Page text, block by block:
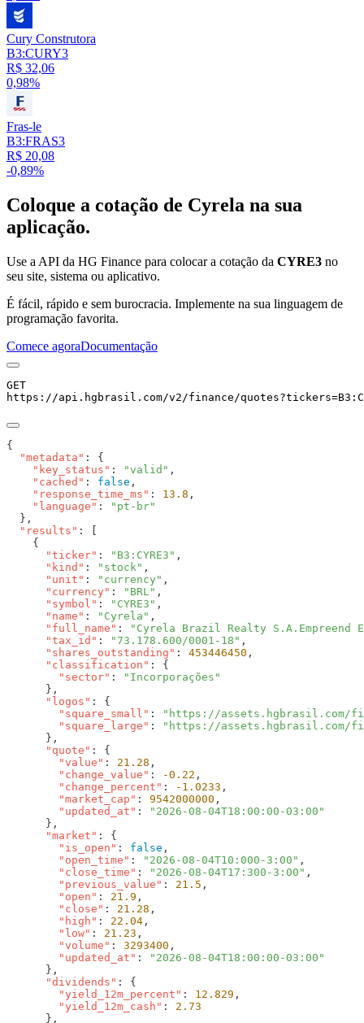
Cury Construtora
B3:CURY3
R$ 32,06
0,98%
Fras-le
B3:FRAS3
R$ 20,08
-0,89%
Coloque a cotação de Cyrela na sua
aplicação.
Use a API da HG Finance para colocar a cotação da CYRE3 no
seu site, sistema ou aplicativo.
É fácil, rápido e sem burocracia. Implemente na sua linguagem de
programação favorita.
Comece agoraDocumentação
GET
https://api.hgbrasil.com/v2/finance/quotes?tickers=
  "metadata"
    "key_status"
: "valid"
    "cached"
: false
    "response_time_ms"
: 13.8
    "language"
:
  "results"
      "ticker"
: "B3:CYRE3"
      "kind"
: "stock"
      "unit"
: "currency"
      "currency"
: "BRL"
      "symbol"
: "CYRE3"
      "name"
: "Cyrela"
      "full_name"
:
"Cyrela Brazil Realty S.A.Empreend
      "tax_id"
: "73.178.600/0001-18"
      "shares_outstanding"
: 453446450
      "classification"
        "sector"
:
      "logos"
        "square_small"
:
"https://assets.hgbrasil.com/
        "square_large"
:
      "quote"
        "value"
: 21.28
        "change_value"
: -0.22
        "change_percent"
: -1.0233
        "market_cap"
: 9542000000
        "updated_at"
:
      "market"
        "is_open"
: false
        "open_time"
: "2026-08-04T10:000-3:00"
        "close_time"
: "2026-08-04T17:300-3:00"
        "previous_value"
: 21.5
        "open"
: 21.9
        "close"
: 21.28
        "high"
: 22.04
        "low"
: 21.23
        "volume"
: 3293400
        "updated_at"
:
      "dividends"
        "yield_12m_percent"
: 12.829
        "yield_12m_cash"
: